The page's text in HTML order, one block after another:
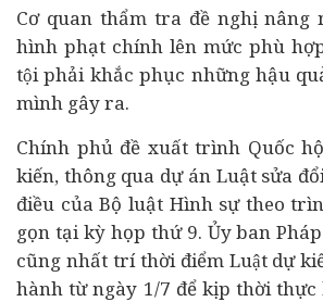
Cơ quan thẩm tra đề nghị nâng
hình phạt chính lên mức phù
tội phải khắc phục những hậu
mình gây ra.
Chính phủ đề xuất trình Quốc
kiến, thông qua dự án Luật sửa
điều của Bộ luật Hình sự theo
gọn tại kỳ họp thứ 9. Ủy ban
cũng nhất trí thời điểm Luật dự
hành từ ngày 1/7 để kịp thời thực